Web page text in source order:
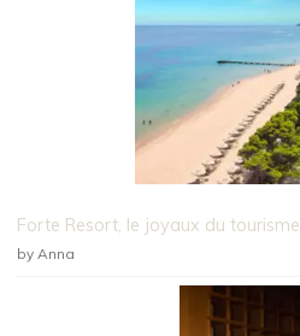
Forte Resort, le joyaux du tourisme
by Anna